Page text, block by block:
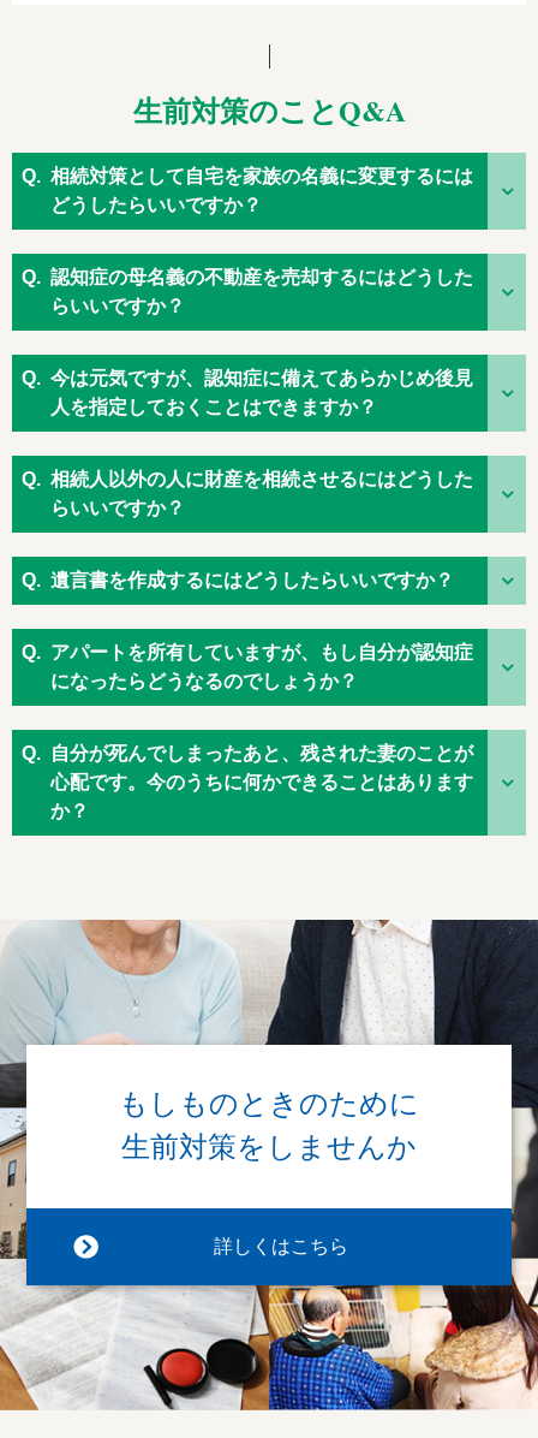
生前対策のことQ&A
相続対策として自宅を家族の名義に変更するには
どうしたらいいですか？
認知症の母名義の不動産を売却するにはどうした
らいいですか？
今は元気ですが、認知症に備えてあらかじめ後見
人を指定しておくことはできますか？
相続人以外の人に財産を相続させるにはどうした
らいいですか？
遺言書を作成するにはどうしたらいいですか？
アパートを所有していますが、もし自分が認知症
になったらどうなるのでしょうか？
自分が死んでしまったあと、残された妻のことが
心配です。今のうちに何かできることはあります
か？
もしものときのために
生前対策をしませんか
詳しくはこちら